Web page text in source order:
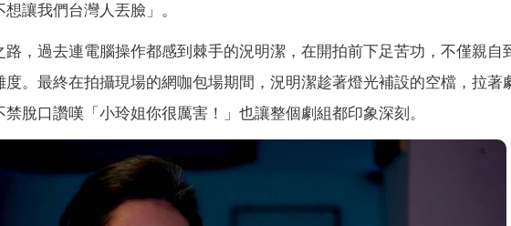
讓我們台灣人丟臉」。
路，過去連電腦操作都感到棘手的況明潔，在開拍前下足苦功，不僅親自
度。最終在拍攝現場的網咖包場期間，況明潔趁著燈光補設的空檔，拉著
脫口讚嘆「小玲姐你很厲害！」也讓整個劇組都印象深刻。